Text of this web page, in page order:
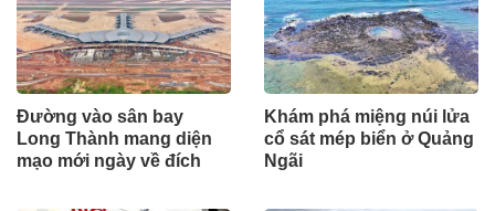
Đường vào sân bay
Long Thành mang diện
mạo mới ngày về đích
Khám phá miệng núi lửa
cổ sát mép biển ở Quảng
Ngãi